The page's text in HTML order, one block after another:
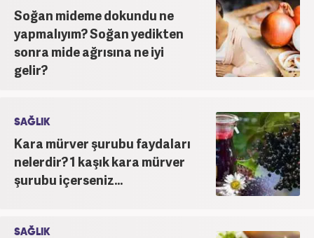
Soğan mideme dokundu ne
yapmalıyım? Soğan yedikten
sonra mide ağrısına ne iyi
gelir?
SAĞLIK
Kara mürver şurubu faydaları
nelerdir? 1 kaşık kara mürver
şurubu içerseniz...
SAĞLIK